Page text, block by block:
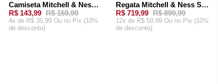
-10%
Camiseta Mitchell & Ness Toronto Raptors Vince Carter Branca
R$ 143,99 R$ 159,99
4x de R$ 35,99 Ou no Pix (10%
de desconto)
-20%Regata Mitchell & Ness Swingman Jersey Toronto Raptors 1999-00 Vince Carter Roxa
R$ 719,99 R$ 899,99
12x de R$ 59,99 Ou no Pix (10%
de desconto)